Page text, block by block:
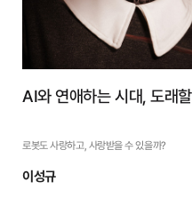
자세히
AI와 연애하는 시대, 도래
로봇도 사랑하고, 사랑받을 수 있을까?
이성규